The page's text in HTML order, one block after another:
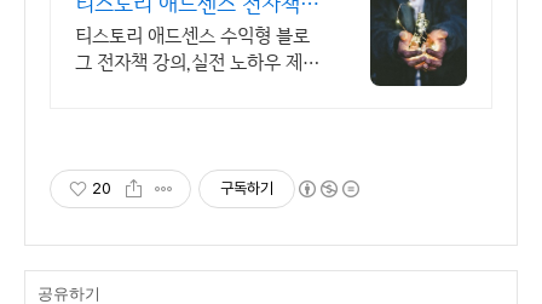
월100만원 고정 수익발생!
티스토리 애드센스 수익형 블로
그 전자책 강의,실전 노하우 제
워요!
20 구독하기
공유하기